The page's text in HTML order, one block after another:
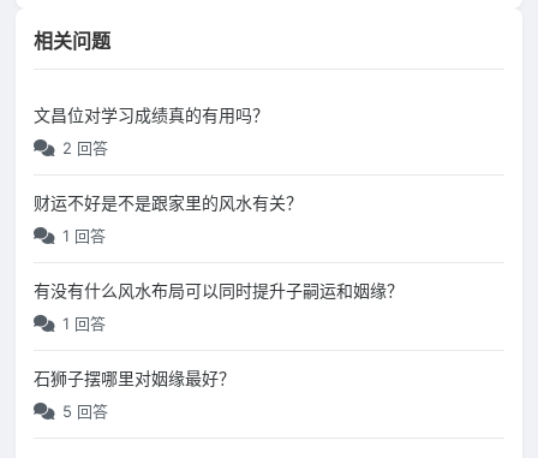
相关问题
文昌位对学习成绩真的有用吗？
2 回答
财运不好是不是跟家里的风水有关？
1 回答
有没有什么风水布局可以同时提升子嗣运和姻缘？
1 回答
石狮子摆哪里对姻缘最好？
5 回答